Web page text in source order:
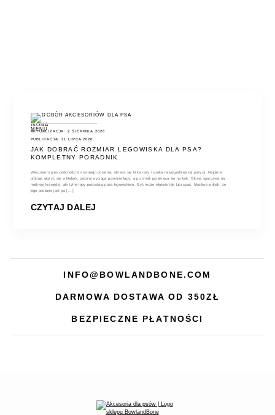
DOBÓR AKCESORIÓW DLA PSA
AKTUALIZACJA: 2 SIERPNIA 2026
PUBLIKACJA: 31 LIPCA 2026
JAK DOBRAĆ ROZMIAR LEGOWISKA DLA PSA?
KOMPLETNY PORADNIK
Wieczorem pies podchodzi do swojego posłania, obraca się kilka razy i szuka najwygodniejszej pozycji. Najpierw
próbuje ułożyć się w kłębek, później wyciąga przednie łapy, a po chwili przekręca się na bok. Głowa spoczywa na
miękkiej krawędzi, ale tylne łapy pozostają poza legowiskiem. Być może właśnie tak lubi spać. Możliwe jednak, że
jego posłanie jest po [...]
CZYTAJ DALEJ
INFO@BOWLANDBONE.COM
DARMOWA DOSTAWA OD 350ZŁ
BEZPIECZNE PŁATNOŚCI